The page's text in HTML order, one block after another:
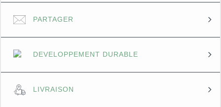
PARTAGER
DEVELOPPEMENT DURABLE
Implanté en Savoie depuis 1987, nous avons à cœur
LIVRAISON